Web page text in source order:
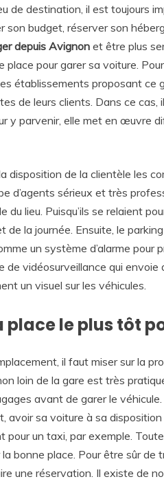
de destination, il est toujours
son budget, réserver son
depuis Avignonet être plus
place pour garer sa voiture.
établissements proposant ce
de leurs clients. Dans ce
y parvenir, elle met en œuvre
disposition de la clientèle les
d’agents sérieux et très
du lieu. Puisqu’ils se relaient
de la journée. Ensuite, le
un système d’alarme pour
de vidéosurveillance qui
un visuel sur les véhicules.
place le plus tôt
il faut miser sur la
loin de la gare est très
avant de garer le
avoir sa voiture à sa
pour un taxi, par exemple.
bonne place. Pour être sûr de
une réservation. Il existe de